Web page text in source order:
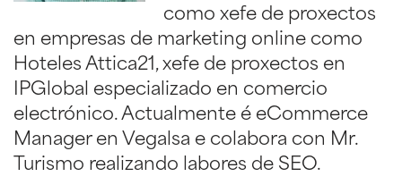
como xefe de proxectos
en empresas de marketing online como
Hoteles Attica21, xefe de proxectos en
IPGlobal especializado en comercio
electrónico. Actualmente é eCommerce
Manager en Vegalsa e colabora con Mr.
Turismo realizando labores de SEO.